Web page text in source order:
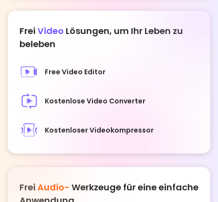
Frei Video Lösungen, um Ihr Leben zu
beleben
Free Video Editor
Kostenlose Video Converter
Kostenloser Videokompressor
Frei Audio- Werkzeuge für eine einfache